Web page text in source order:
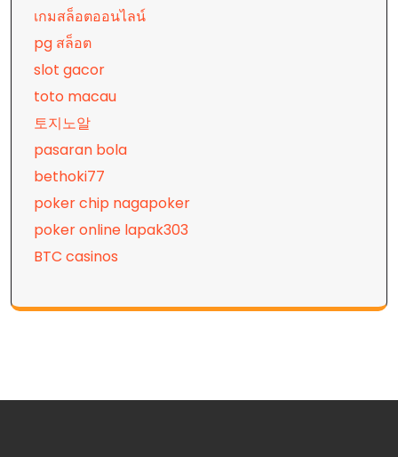
เกมสล็อตออนไลน์
pg สล็อต
slot gacor
toto macau
토지노알
pasaran bola
bethoki77
poker chip nagapoker
poker online lapak303
BTC casinos